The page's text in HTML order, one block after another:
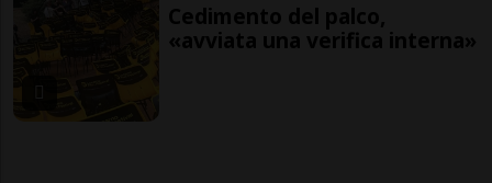
Cedimento del palco,
«avviata una verifica interna»